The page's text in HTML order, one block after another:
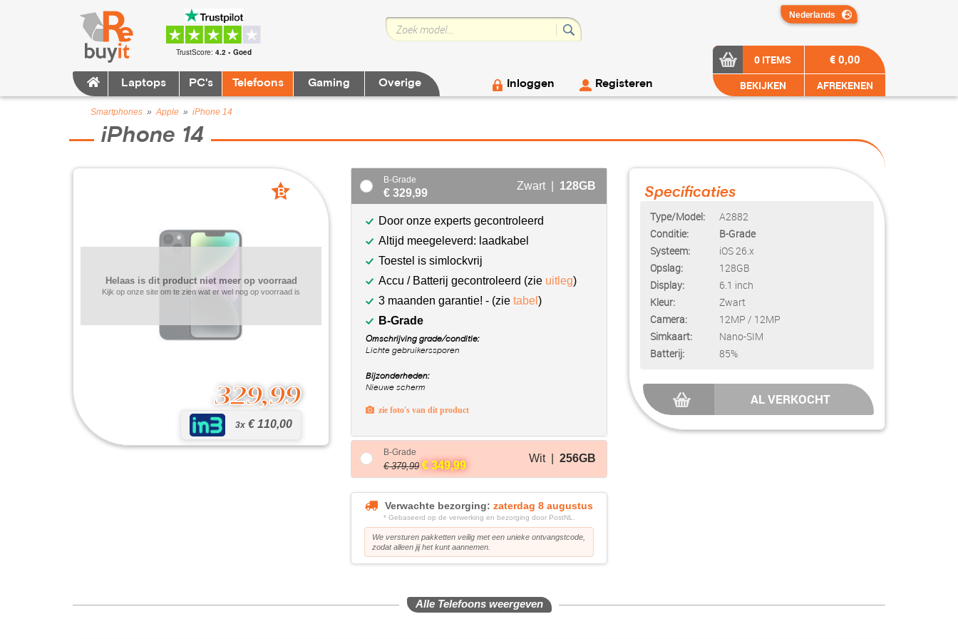
TrustScore: 4.2 • Goed
Laptops PC's Telefoons Gaming Overige Inloggen Registeren
0 ITEMS
BEKIJKEN
€ 0,00
AFREKENEN
Smartphones »Apple » iPhone 14
iPhone 14
329,99
3x € 110,00
Helaas is dit product niet meer op voorraad
Kijk op onze site om te zien wat er wel nog op voorraad is
B
B-Grade
€ 329,99
Zwart | 128GB
Door onze experts gecontroleerd
Altijd meegeleverd: laadkabel
Toestel is simlockvrij
Accu / Batterij gecontroleerd (zie uitleg)
3 maanden garantie! - (zie tabel )
B-Grade
Omschrijving grade/conditie:
Lichte gebruikerssporen
Bijzonderheden:
Nieuwe scherm
zie foto's van dit product
B-Grade
€ 379,99 € 349,99
Wit | 256GB
Verwachte bezorging: zaterdag 8 augustus
* Gebaseerd op de verwerking en bezorging door PostNL.
We versturen pakketten veilig met een unieke ontvangstcode,
zodat alleen jij het kunt aannemen.
Specificaties
Type/Model:
Conditie:
Systeem:
Opslag:
Display:
Kleur:
Camera:
Simkaart:
Batterij:
A2882
B-Grade
iOS 26.x
128GB
6.1 inch
Zwart
12MP / 12MP
Nano-SIM
85%
AL VERKOCHT
Alle Telefoons weergeven